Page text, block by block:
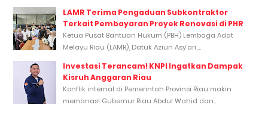
LAMR Terima Pengaduan Subkontraktor
Terkait Pembayaran Proyek Renovasi di PHR
Ketua Pusat Bantuan Hukum (PBH) Lembaga Adat
Melayu Riau (LAMR), Datuk Aziun Asy’ari,...
Investasi Terancam! KNPI Ingatkan Dampak
Kisruh Anggaran Riau
Konflik internal di Pemerintah Provinsi Riau makin
memanas! Gubernur Riau Abdul Wahid dan...